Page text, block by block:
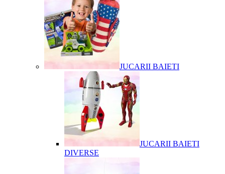
JUCARII BAIETI
JUCARII BAIETI
DIVERSE